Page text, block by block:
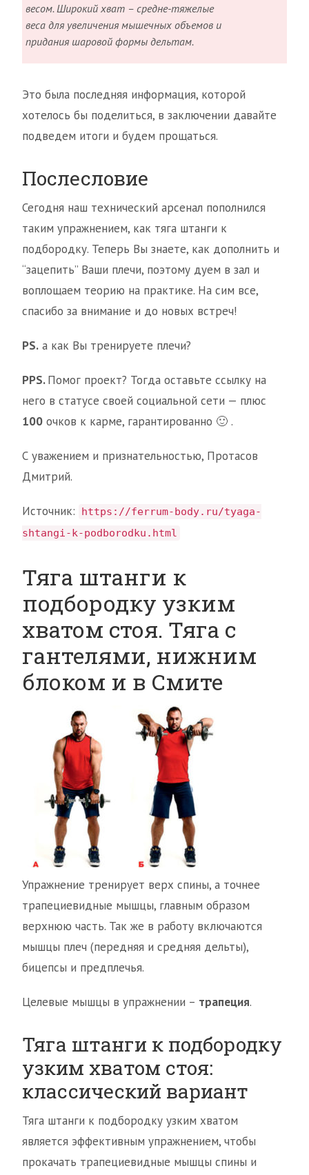
весом. Широкий хват – средне-тяжелые
веса для увеличения мышечных объемов и
придания шаровой формы дельтам.
Это была последняя информация, которой
хотелось бы поделиться, в заключении давайте
подведем итоги и будем прощаться.
Послесловие
Сегодня наш технический арсенал пополнился
таким упражнением, как тяга штанги к
подбородку. Теперь Вы знаете, как дополнить и
“зацепить” Ваши плечи, поэтому дуем в зал и
воплощаем теорию на практике. На сим все,
спасибо за внимание и до новых встреч!
PS. а как Вы тренируете плечи?
PPS.Помог проект? Тогда оставьте ссылку на
него в статусе своей социальной сети — плюс
100 очков к карме, гарантированно 🙂 .
С уважением и признательностью, Протасов
Дмитрий.
Источник:
https://ferrum-body.ru/tyaga-
shtangi-k-podborodku.html
Тяга штанги к
подбородку узким
хватом стоя. Тяга с
гантелями, нижним
блоком и в Смите
Упражнение тренирует верх спины, а точнее
трапециевидные мышцы, главным образом
верхнюю часть. Так же в работу включаются
мышцы плеч (передняя и средняя дельты),
бицепсы и предплечья.
Целевые мышцы в упражнении – трапеция.
Тяга штанги к подбородку
узким хватом стоя:
классический вариант
Тяга штанги к подбородку узким хватом
является эффективным упражнением, чтобы
прокачать трапециевидные мышцы спины и